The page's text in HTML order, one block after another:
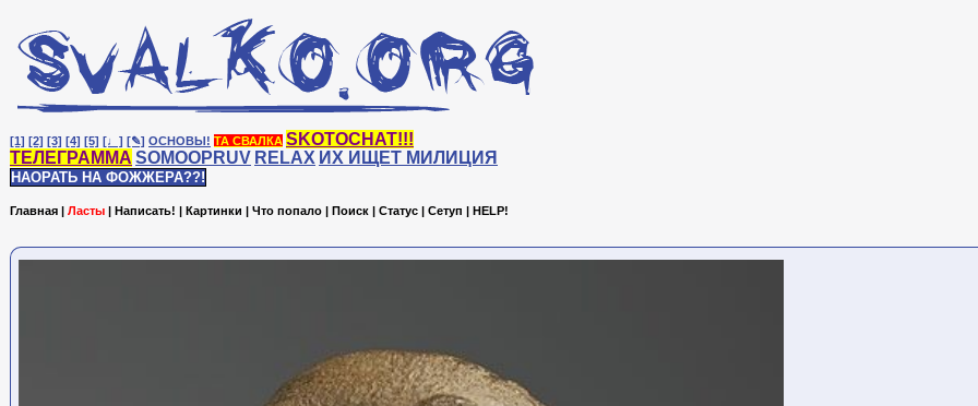
[1] [2] [3] [4] [5] [♩] [✎] ОСНОВЫ! ТА СВАЛКА SKOTOCHAT!!!
ТЕЛЕГРАММА SOMOOPRUV RELAX ИХ ИЩЕТ МИЛИЦИЯ
НАОРАТЬ НА ФОЖЖЕРА??!
Главная | Ласты | Написать! | Картинки | Что попало | Поиск | Статус | Сетуп | HELP!